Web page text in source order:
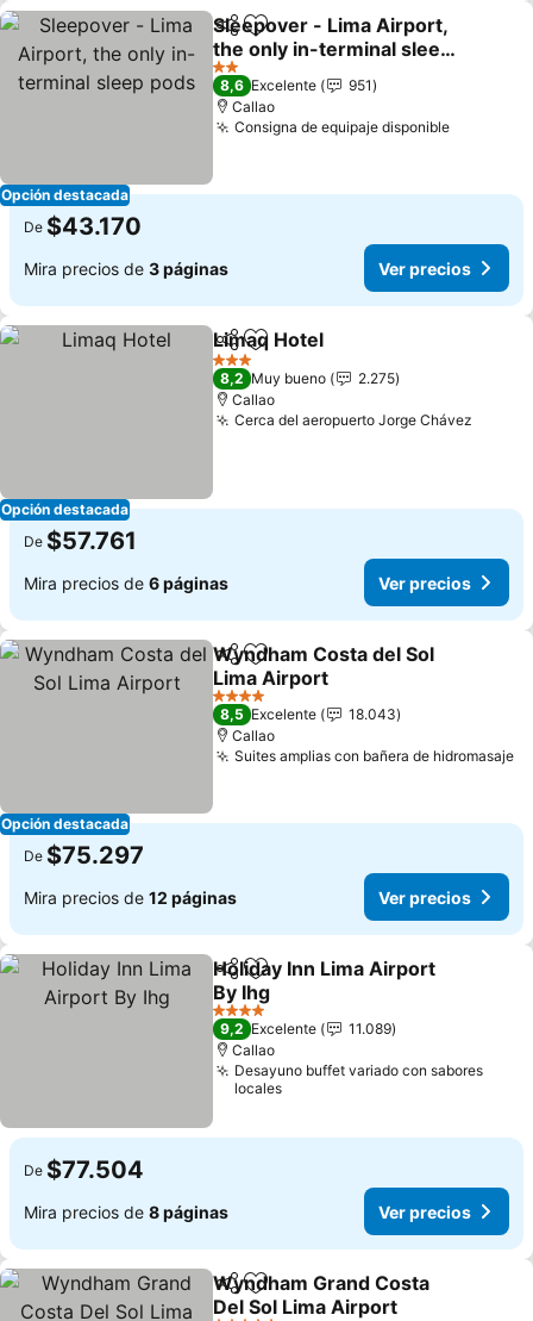
Opción destacada
CompartirAgregar a favoritos
Sleepover - Lima Airport,
the only in-terminal sleep
pods
Ver precios
2 Estrellas
8,6 Excelente
951
Callao
Consigna de equipaje disponibleVer
De $43.170
Mira precios de 3 páginas Ver precios
Opción destacada
CompartirAgregar a favoritos
Limaq Hotel
3 Estrellas
8,2 Muy bueno
2.275
Callao
Cerca del aeropuerto Jorge Chávez
De $57.761
Mira precios de 6 páginas Ver precios
Opción destacada
CompartirAgregar a favoritos
Wyndham Costa del Sol
Lima Airport
Ver precios
4 Estrellas
8,5 Excelente
18.043
Callao
Suites amplias con bañera de hidromasaje
De $75.297
Mira precios de 12 páginas Ver precios
CompartirAgregar a favoritos
Holiday Inn Lima Airport
By Ihg
Ver precios
4 Estrellas
9,2 Excelente
11.089
Callao
Desayuno buffet variado con sabores
locales
De $77.504
Mira precios de 8 páginas Ver precios
CompartirAgregar a favoritos
Wyndham Grand Costa
Del Sol Lima Airport